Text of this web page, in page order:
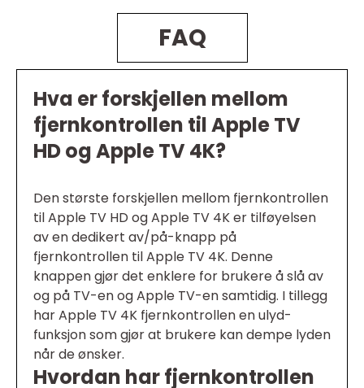
FAQ
Hva er forskjellen mellom
fjernkontrollen til Apple TV
HD og Apple TV 4K?
Den største forskjellen mellom fjernkontrollen
til Apple TV HD og Apple TV 4K er tilføyelsen
av en dedikert av/på-knapp på
fjernkontrollen til Apple TV 4K. Denne
knappen gjør det enklere for brukere å slå av
og på TV-en og Apple TV-en samtidig. I tillegg
har Apple TV 4K fjernkontrollen en ulyd-
funksjon som gjør at brukere kan dempe lyden
når de ønsker.
Hvordan har fjernkontrollen